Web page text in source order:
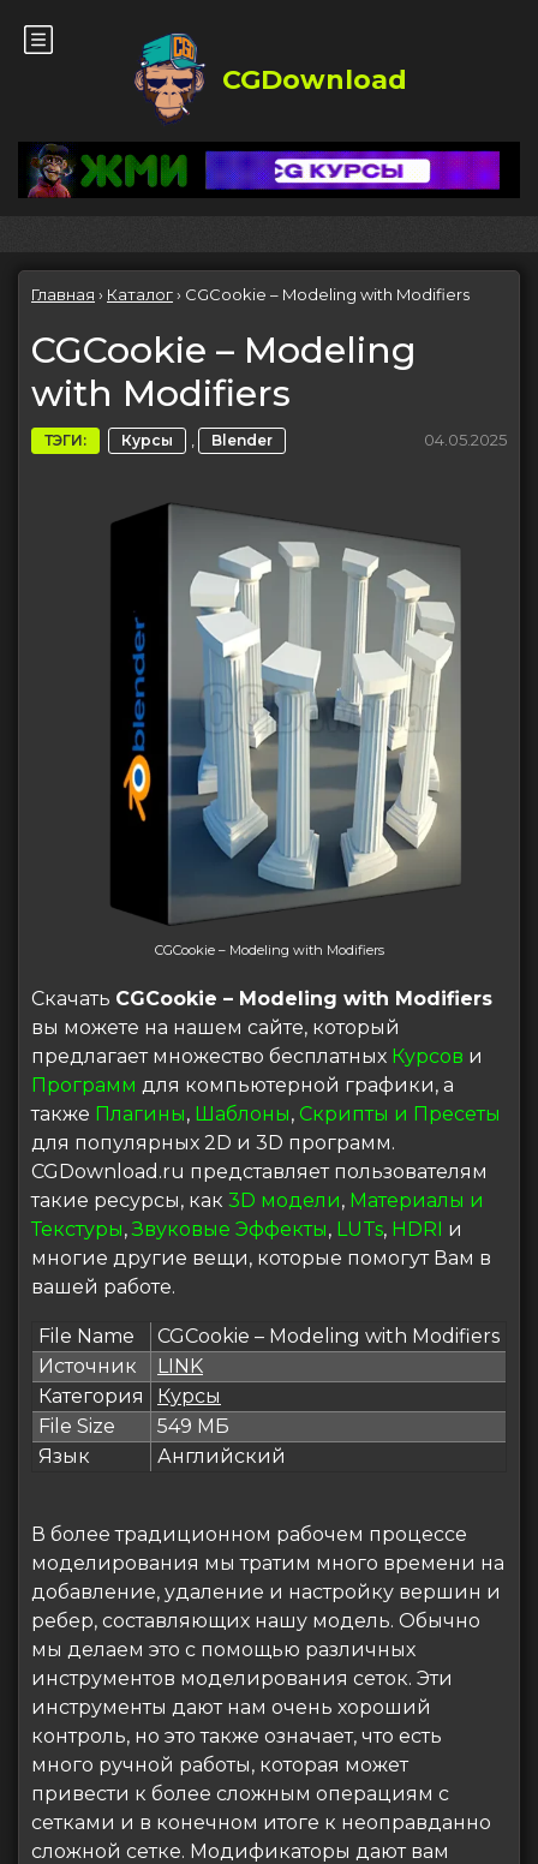
CGDownload
Главная › Каталог› CGCookie – Modeling with Modifiers
CGCookie – Modeling
with Modifiers
ТЭГИ: Курсы , Blender 04.05.2025
CGCookie – Modeling with Modifiers
Скачать CGCookie – Modeling with Modifiers
вы можете на нашем сайте, который
предлагает множество бесплатных Курсов и
Программ для компьютерной графики, а
также Плагины, Шаблоны, Скрипты и Пресеты
для популярных 2D и 3D программ.
CGDownload.ru представляет пользователям
такие ресурсы, как 3D модели, Материалы и
Текстуры,Звуковые Эффекты, LUTs, HDRI и
многие другие вещи, которые помогут Вам в
вашей работе.
File Name
CGCookie – Modeling with Modifiers
Источник
LINK
Категория
Курсы
File Size
549 МБ
Язык
Английский
В более традиционном рабочем процессе
моделирования мы тратим много времени на
добавление, удаление и настройку вершин и
ребер, составляющих нашу модель. Обычно
мы делаем это с помощью различных
инструментов моделирования сеток. Эти
инструменты дают нам очень хороший
контроль, но это также означает, что есть
много ручной работы, которая может
привести к более сложным операциям с
сетками и в конечном итоге к неоправданно
сложной сетке. Модификаторы дают вам